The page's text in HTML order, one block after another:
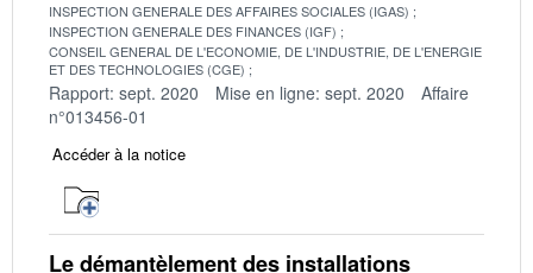
INSPECTION GENERALE DES AFFAIRES SOCIALES (IGAS)
INSPECTION GENERALE DES FINANCES (IGF)
CONSEIL GENERAL DE L'ECONOMIE, DE L'INDUSTRIE, DE L'ENERGIE
ET DES TECHNOLOGIES (CGE)
Rapport: sept. 2020 Mise en ligne: sept. 2020
Affaire
n°013456-01
Accéder à la notice
Le démantèlement des installations